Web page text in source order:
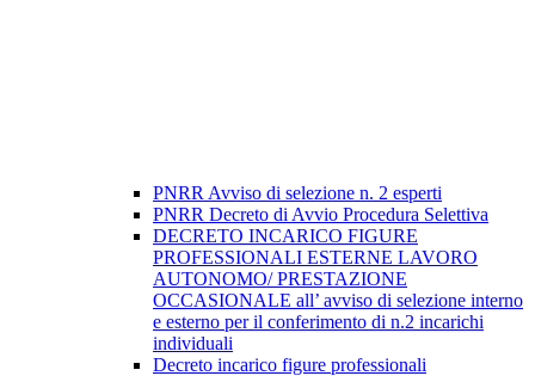
PNRR Avviso di selezione n. 2 esperti
PNRR Decreto di Avvio Procedura Selettiva
DECRETO INCARICO FIGURE
PROFESSIONALI ESTERNE LAVORO
AUTONOMO/ PRESTAZIONE
OCCASIONALE all’ avviso di selezione interno
e esterno per il conferimento di n.2 incarichi
individuali
Decreto incarico figure professionali